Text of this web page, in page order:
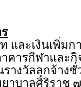
และเงินเพิ่ม
อาคารกีฬาแล
างวัลลูกจ้าง
าบาลศิริราช